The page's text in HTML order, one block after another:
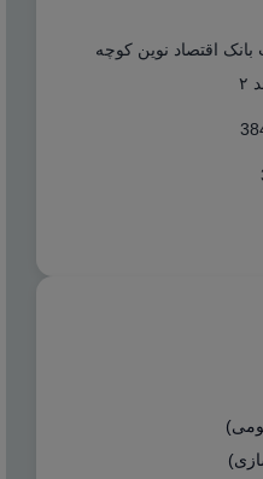
اقتصاد نوین کوچه